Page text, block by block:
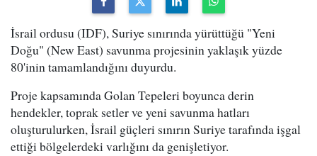
İsrail ordusu (IDF), Suriye sınırında yürüttüğü "Yeni
Doğu" (New East) savunma projesinin yaklaşık yüzde
80'inin tamamlandığını duyurdu.
Proje kapsamında Golan Tepeleri boyunca derin
hendekler, toprak setler ve yeni savunma hatları
oluşturulurken, İsrail güçleri sınırın Suriye tarafında işgal
ettiği bölgelerdeki varlığını da genişletiyor.